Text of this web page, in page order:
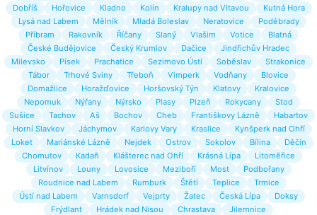
Dobříš
Hořovice Kladno Kolín Kralupy nad Vltavou
Kutná Hora
Lysá nad Labem
Mělník Mladá Boleslav Neratovice
Poděbrady
Příbram
Rakovník Říčany Slaný Vlašim Votice
Blatná
České Budějovice
Český Krumlov Dačice
Jindřichův Hradec
Milevsko
Písek Prachatice Sezimovo Ústí Soběslav
Strakonice
Tábor
Trhové Sviny Třeboň Vimperk Vodňany
Blovice
Domažlice
Horažďovice Horšovský Týn Klatovy
Kralovice
Nepomuk
Nýřany Nýrsko Plasy Plzeň Rokycany
Stod
Sušice
Tachov Aš Bochov Cheb Františkovy Lázně
Habartov
Horní Slavkov
Jáchymov Karlovy Vary Kraslice
Kynšperk nad Ohří
Loket
Mariánské Lázně Nejdek Ostrov Sokolov Bílina
Děčín
Chomutov
Kadaň Klášterec nad Ohří Krásná Lípa
Litoměřice
Litvínov
Louny Lovosice Meziboří Most
Podbořany
Roudnice nad Labem
Rumburk Štětí Teplice
Trmice
Ústí nad Labem
Varnsdorf Vejprty Žatec Česká Lípa
Doksy
Frýdlant
Hrádek nad Nisou Chrastava
Jilemnice